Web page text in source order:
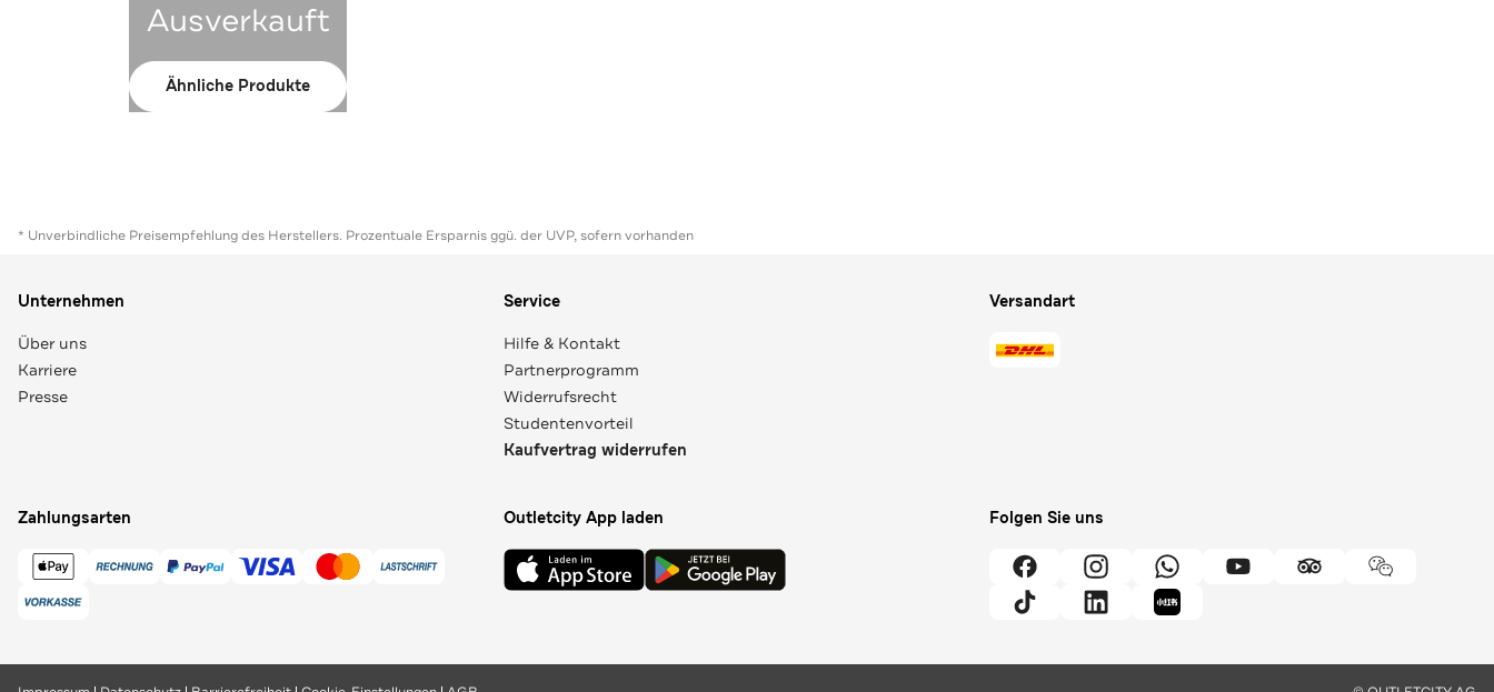
Ausverkauft
Ähnliche Produkte
* Unverbindliche Preisempfehlung des Herstellers. Prozentuale Ersparnis ggü. der UVP, sofern vorhanden
Unternehmen
Über uns
Karriere
Presse
Service
Hilfe & Kontakt
Partnerprogramm
Widerrufsrecht
Studentenvorteil
Kaufvertrag widerrufen
Versandart
Zahlungsarten Outletcity App laden Folgen Sie uns